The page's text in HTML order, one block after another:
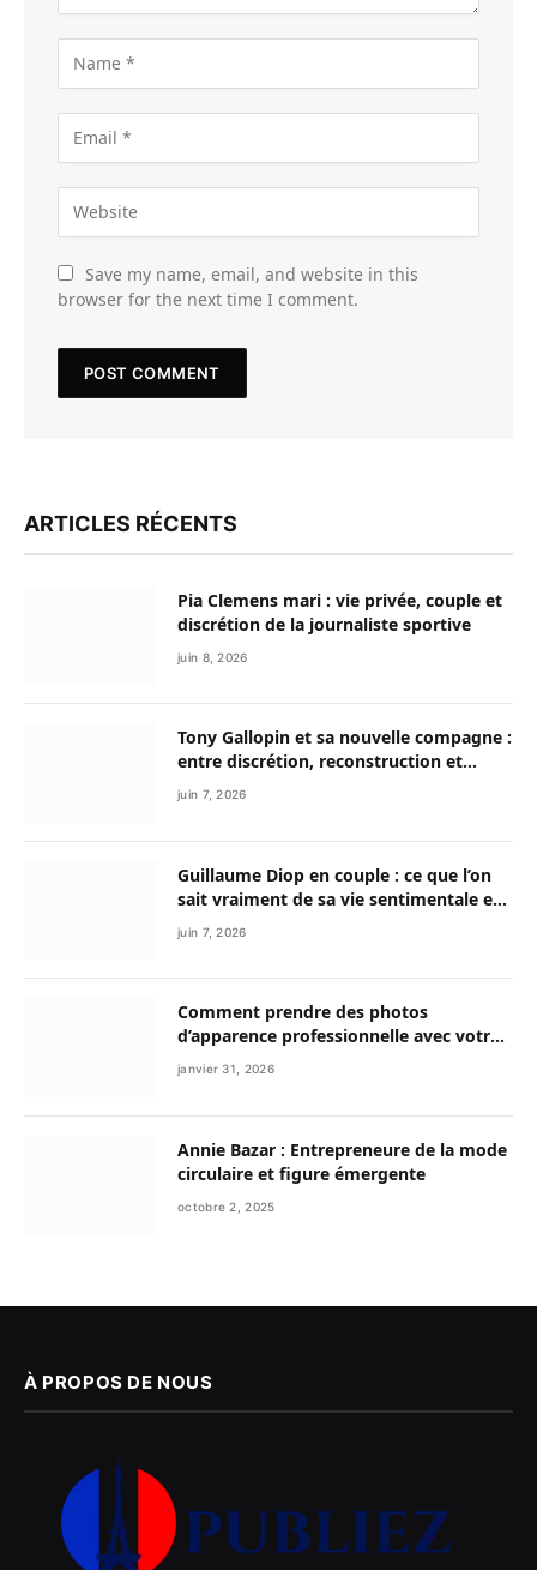
Save my name, email, and website in this
browser for the next time I comment.
ARTICLES RÉCENTS
Pia Clemens mari : vie privée, couple et
discrétion de la journaliste sportive
juin 8, 2026
Tony Gallopin et sa nouvelle compagne :
entre discrétion, reconstruction et
nouvelle vie
juin 7, 2026
Guillaume Diop en couple : ce que l’on
sait vraiment de sa vie sentimentale et
de son parcours exceptionnel
juin 7, 2026
Comment prendre des photos
d’apparence professionnelle avec votre
smartphone ?
janvier 31, 2026
Annie Bazar : Entrepreneure de la mode
circulaire et figure émergente
octobre 2, 2025
À PROPOS DE NOUS